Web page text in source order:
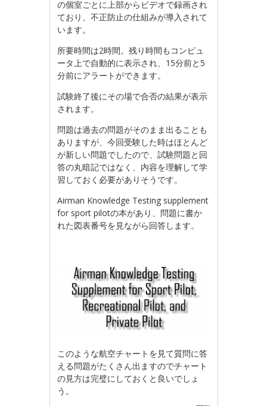
の個室ごとに上部からビデオで録画され
ており、不正防止の仕組みが導入されて
います。
所要時間は2時間。残り時間もコンピュ
ータ上で自動的に表示され、15分前と5
分前にアラートができます。
試験終了後にその場で合否の結果が表示
されます。
問題は過去の問題がそのまま出ることも
ありますが、今回受験した時はほとんど
が新しい問題でしたので、試験問題と回
答の丸暗記ではなく、内容を理解して学
習しておく必要がありそうです。
Airman Knowledge Testing supplement
for sport pilotの本があり、問題に書か
れた図表番号を見ながら回答します。
このような航空チャートを見て質問に答
える問題がたくさん出ますのでチャート
の見方は完璧にしておくと良いでしょ
う。